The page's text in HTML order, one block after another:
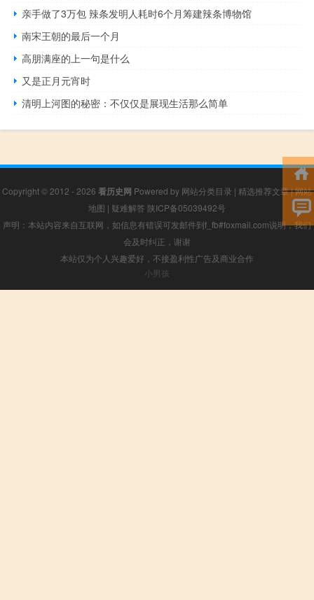
亲手做了3万包 辣条发明人耗时6个月筹建辣条博物馆
南宋王朝的最后一个月
高朋满座的上一句是什么
又是正月元宵时
清明上河图的秘密：不仅仅是展现生活那么简单
Copyright © 2012 - 2026 看历史网 Powered by 网站分类目录 | 精选推荐文章|网站
地图 | 疑难解答 陕ICP备05039492号
声明：本站内容来自互联网，如信息有错误可发邮件到f_fb#foxmail.com说明，我们
会及时纠正，谢谢
本站仅为个人兴趣爱好，不接盈利性广告及商业合作
小男孩